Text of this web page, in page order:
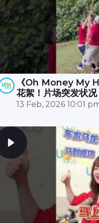
《Oh Money My
花絮！片场突发状
树？🌳🤔原来无人机
13 Feb, 2026 10:01